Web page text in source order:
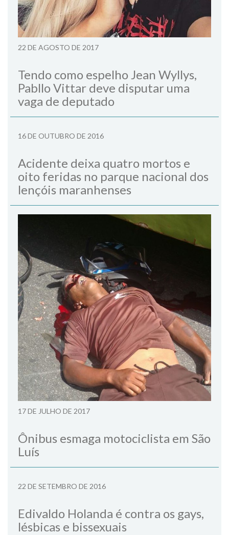
22 DE AGOSTO DE 2017
Tendo como espelho Jean Wyllys,
Pabllo Vittar deve disputar uma
vaga de deputado
16 DE OUTUBRO DE 2016
Acidente deixa quatro mortos e
oito feridas no parque nacional dos
lençóis maranhenses
17 DE JULHO DE 2017
Ônibus esmaga motociclista em São
Luís
22 DE SETEMBRO DE 2016
Edivaldo Holanda é contra os gays,
lésbicas e bissexuais